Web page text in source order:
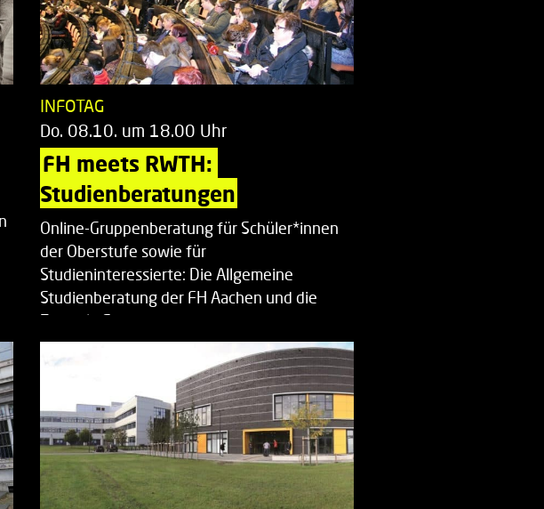
INFOTAG
Do. 08.10. um 18.00 Uhr
FH meets RWTH:
Studienberatungen
Online-Gruppenberatung für Schüler*innen
der Oberstufe sowie für
Studieninteressierte: Die Allgemeine
Studienberatung der FH Aachen und die
Zentrale Studienberatung…